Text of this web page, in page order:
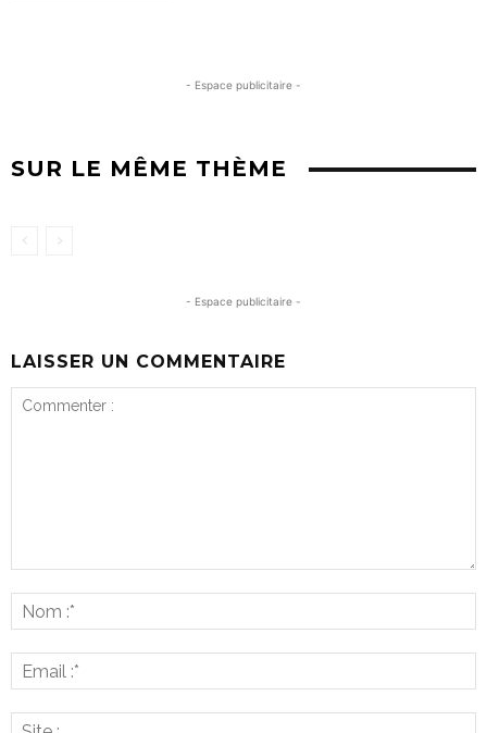
- Espace publicitaire -
SUR LE MÊME THÈME
- Espace publicitaire -
LAISSER UN COMMENTAIRE